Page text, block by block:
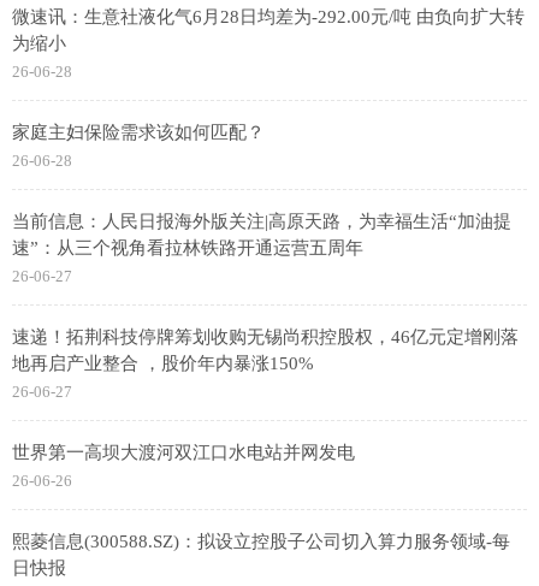
微速讯：生意社液化气6月28日均差为-292.00元/吨 由负向扩大转
为缩小
26-06-28
家庭主妇保险需求该如何匹配？
26-06-28
当前信息：人民日报海外版关注|高原天路，为幸福生活“加油提
速”：从三个视角看拉林铁路开通运营五周年
26-06-27
速递！拓荆科技停牌筹划收购无锡尚积控股权，46亿元定增刚落
地再启产业整合 ，股价年内暴涨150%
26-06-27
世界第一高坝大渡河双江口水电站并网发电
26-06-26
熙菱信息(300588.SZ)：拟设立控股子公司切入算力服务领域-每
日快报